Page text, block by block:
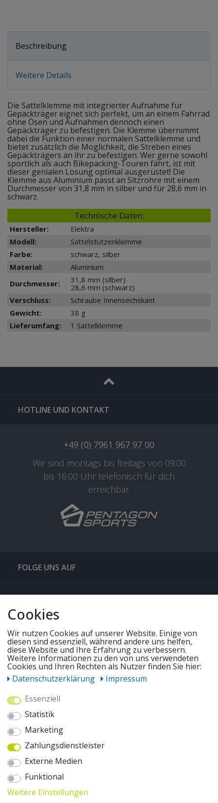
Beschreibung
Weitere Details
Die Sattelklemme mit integrierter Aufnahme für
Gepäckträger eignet sich perfekt, um an einem Fahrrad
ohne Ösen und Aufnahmen dennoch einen
Gepäckträger zu befestigen. Die Klemme übernimmt
dabei die Funktion einer normalen Sattelklemme und
bietet zusätzlich die Möglichkeit, die Streben eines
Gepäckträgers an ihr zu befestigen. Wer gerne sowohl
sportlich als auch Bikepacking-Touren fährt, ist mit
dieser genialen Lösung optimal ausgerüstet! Die
Klemme aus Aluminium passt an Sitzrohre mit einem
Durchmesser von 31,8 mm in silber und für 28,6 mm in
schwarz.
Technische Daten:
Hersteller:
Elektra
Modell:
Sattelstützenklemme
Farbe:
schwarz, silber
Material:
Aluminium
Durchmesser:
31,8 mm (silber)
28,6 mm (schwarz)
Verschluss:
Schraube Innensechskant
Gewicht:
38 g
Lieferumfang:
1 Sattelklemme
HOTLINE UND KONTAKT
+49 (0) 7961 967 97 00
Wir sind montags bis freitags von 09:00
bis 16:00 Uhr telefonisch für dich
erreichbar.
FOLGE UNS AUF
QUICKLINKS & TIPPS
UNSERE ANGEBOTE
WIR VERSENDEN MIT
AUSZEICHNUNGEN & SICHERHEIT
© 2026 pentagonsports.de
Pentagon Sports GmbH & Co. KG
Daten­schutz­erklärung
Cookies
Wir nutzen Cookies auf unserer Website. Einige von
diesen sind essenziell, während andere uns helfen,
diese Website und Ihre Erfahrung zu verbessern.
Weitere Informationen zu den von uns verwendeten
Cookies und Ihren Rechten als Nutzer finden Sie hier:
Daten­schutz­erklärung
Impressum
Essenziell
Statistik
Marketing
Zahlungsdienstleister
Externe Medien
Funktional
Weitere Einstellungen